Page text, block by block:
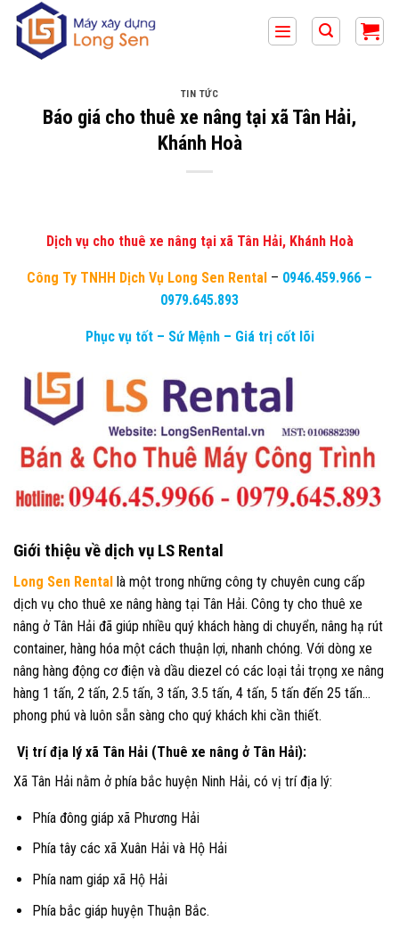
qua
TIN TỨC
Báo giá cho thuê xe nâng tại xã Tân Hải,
Khánh Hoà
Dịch vụ cho thuê xe nâng tại xã Tân Hải, Khánh Hoà
Công Ty TNHH Dịch Vụ Long Sen Rental – 0946.459.966 –
0979.645.893
Phục vụ tốt – Sứ Mệnh – Giá trị cốt lõi
Giới thiệu về dịch vụ LS Rental
Long Sen Rental là một trong những công ty chuyên cung cấp
dịch vụ cho thuê xe nâng hàng tại Tân Hải. Công ty cho thuê xe
nâng ở Tân Hải đã giúp nhiều quý khách hàng di chuyển, nâng hạ rút
container, hàng hóa một cách thuận lợi, nhanh chóng. Với dòng xe
nâng hàng động cơ điện và dầu diezel có các loại tải trọng xe nâng
hàng 1 tấn, 2 tấn, 2.5 tấn, 3 tấn, 3.5 tấn, 4 tấn, 5 tấn đến 25 tấn…
phong phú và luôn sẵn sàng cho quý khách khi cần thiết.
Vị trí địa lý xã Tân Hải (Thuê xe nâng ở Tân Hải):
Xã Tân Hải nằm ở phía bắc huyện Ninh Hải, có vị trí địa lý:
Phía đông giáp xã Phương Hải
Phía tây các xã Xuân Hải và Hộ Hải
Phía nam giáp xã Hộ Hải
Phía bắc giáp huyện Thuận Bắc.